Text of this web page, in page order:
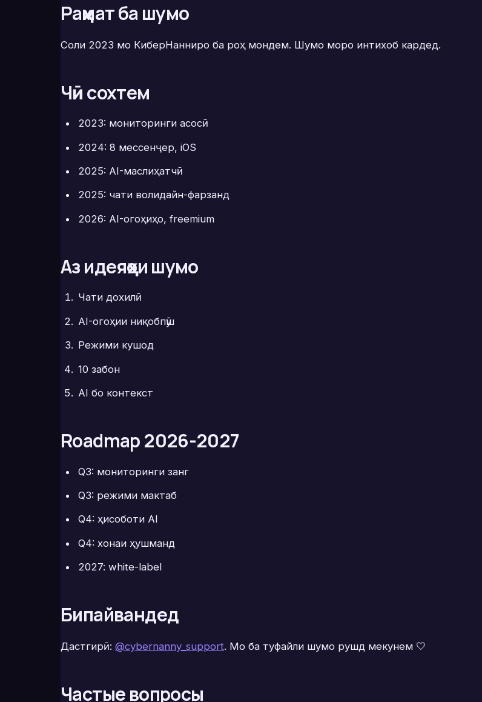
Раҳмат ба шумо
Соли 2023 мо КиберНанниро ба роҳ мондем. Шумо моро интихоб кардед.
Чӣ сохтем
2023: мониторинги асосӣ
2024: 8 мессенҷер, iOS
2025: AI-маслиҳатчӣ
2025: чати волидайн-фарзанд
2026: AI-огоҳиҳо, freemium
Аз идеяҳои шумо
Чати дохилӣ
AI-огоҳии ниқобпӯш
Режими кушод
10 забон
AI бо контекст
Roadmap 2026-2027
Q3: мониторинги занг
Q3: режими мактаб
Q4: ҳисоботи AI
Q4: хонаи ҳушманд
2027: white-label
Бипайвандед
Дастгирӣ: @cybernanny_support. Мо ба туфайли шумо рушд мекунем 🤍
Частые вопросы